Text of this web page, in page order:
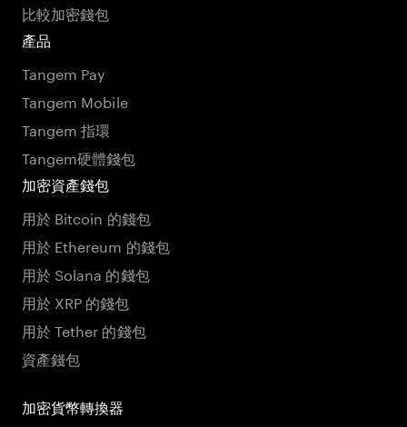
比較加密錢包
產品
Tangem Pay
Tangem Mobile
Tangem 指環
Tangem硬體錢包
加密資產錢包
用於 Bitcoin 的錢包
用於 Ethereum 的錢包
用於 Solana 的錢包
用於 XRP 的錢包
用於 Tether 的錢包
資產錢包
加密貨幣轉換器